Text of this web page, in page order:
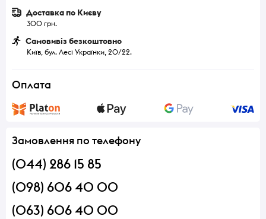
Доставка по Києву
300 грн.
Самовивіз безкоштовно
Київ, бул. Лесі Українки, 20/22.
Оплата
Замовлення по телефону
(044) 286 15 85
(098) 606 40 00
(063) 606 40 00